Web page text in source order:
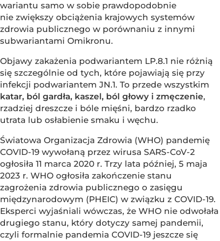
wariantu samo w sobie prawdopodobnie
nie zwiększy obciążenia krajowych systemów
zdrowia publicznego w porównaniu z innymi
subwariantami Omikronu.
Objawy zakażenia podwariantem LP.8.1 nie różnią
się szczególnie od tych, które pojawiają się przy
infekcji podwariantem JN.1. To przede wszystkim
katar, ból gardła, kaszel, ból głowy i zmęczenie,
rzadziej dreszcze i bóle mięśni, bardzo rzadko
utrata lub osłabienie smaku i węchu.
Światowa Organizacja Zdrowia (WHO) pandemię
COVID-19 wywołaną przez wirusa SARS-CoV-2
ogłosiła 11 marca 2020 r. Trzy lata później, 5 maja
2023 r. WHO ogłosiła zakończenie stanu
zagrożenia zdrowia publicznego o zasięgu
międzynarodowym (PHEIC) w związku z COVID-19.
Eksperci wyjaśniali wówczas, że WHO nie odwołała
drugiego stanu, który dotyczy samej pandemii,
czyli formalnie pandemia COVID-19 jeszcze się